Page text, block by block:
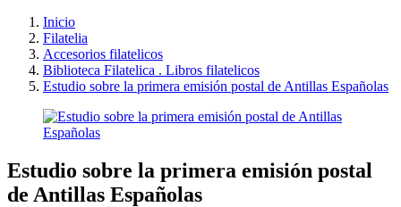
Inicio
Filatelia
Accesorios filatelicos
Biblioteca Filatelica . Libros filatelicos
Estudio sobre la primera emisión postal de Antillas Españolas
Estudio sobre la primera emisión postal
de Antillas Españolas